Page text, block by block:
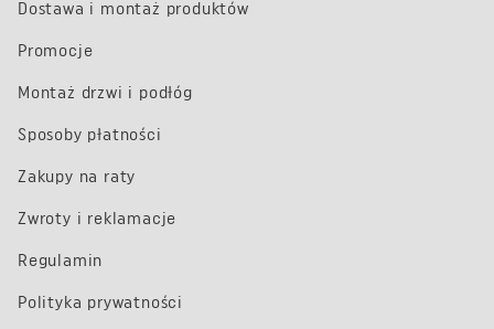
Dostawa i montaż produktów
Promocje
Montaż drzwi i podłóg
Sposoby płatności
Zakupy na raty
Zwroty i reklamacje
Regulamin
Polityka prywatności